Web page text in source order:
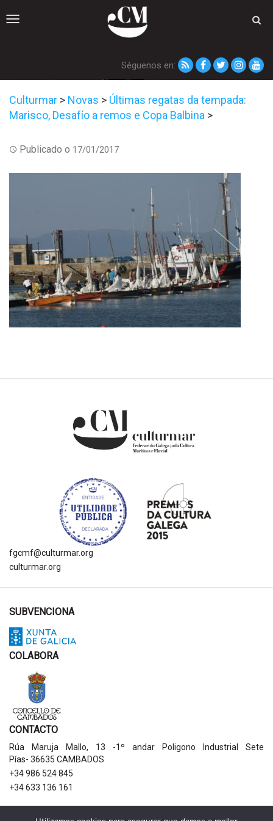
Toggle
Séguenos en:
Culturmar > Novas > Últimas regatas da tempada:
Marisco, Desafío a remos e Copa Balbina >
Publicado o 17/01/2017
fgcmf@culturmar.org
culturmar.org
SUBVENCIONA
COLABORA
CONTACTO
Rúa Maruja Mallo, 13 -1º andar Poligono Industrial Sete
Pías- 36635 CAMBADOS
+34 986 524 845
+34 633 136 161
AVISOS LEGAIS